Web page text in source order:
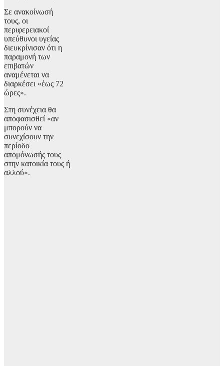
Σε ανακοίνωσή
τους, οι
περιφερειακοί
υπεύθυνοι υγείας
διευκρίνισαν ότι η
παραμονή των
επιβατών
αναμένεται να
διαρκέσει «έως 72
ώρες».
Στη συνέχεια θα
αποφασισθεί «αν
μπορούν να
συνεχίσουν την
περίοδο
απομόνωσής τους
στην κατοικία τους ή
αλλού».